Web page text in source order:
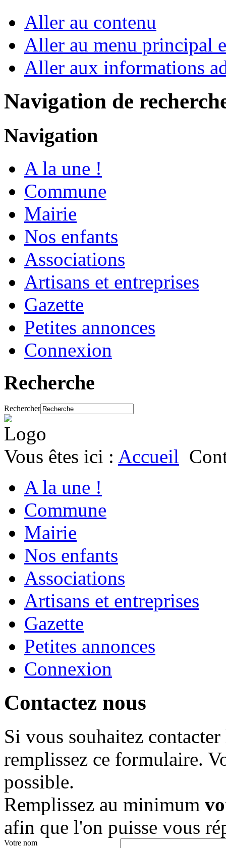
Aller au contenu
Aller au menu principal
Aller aux informations
Navigation de
Navigation
A la une !
Commune
Mairie
Nos enfants
Associations
Artisans et entreprises
Gazette
Petites annonces
Connexion
Recherche
Rechercher
Vous êtes ici : Accueil
A la une !
Commune
Mairie
Nos enfants
Associations
Artisans et entreprises
Gazette
Petites annonces
Connexion
Contactez nous
Si vous souhaitez
remplissez ce formulaire.
possible.
Remplissez au minimum
afin que l'on puisse vous
Votre nom